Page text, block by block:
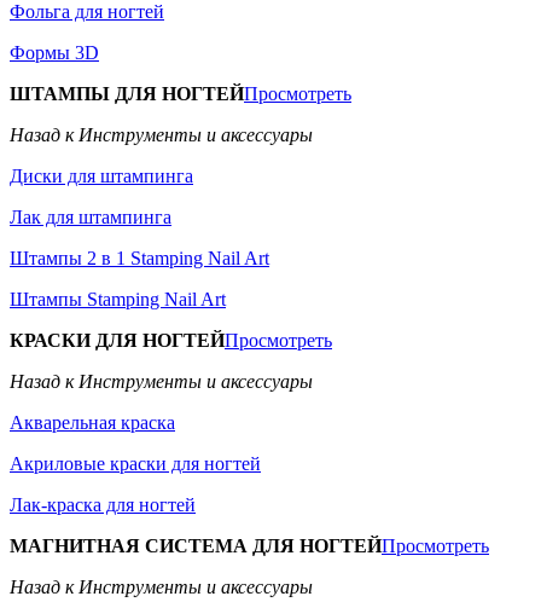
Фольга для ногтей
Формы 3D
ШТАМПЫ ДЛЯ НОГТЕЙПросмотреть
Назад к Инструменты и аксессуары
Диски для штампинга
Лак для штампинга
Штампы 2 в 1 Stamping Nail Art
Штампы Stamping Nail Art
КРАСКИ ДЛЯ НОГТЕЙПросмотреть
Назад к Инструменты и аксессуары
Акварельная краска
Акриловые краски для ногтей
Лак-краска для ногтей
МАГНИТНАЯ СИСТЕМА ДЛЯ НОГТЕЙПросмотреть
Назад к Инструменты и аксессуары